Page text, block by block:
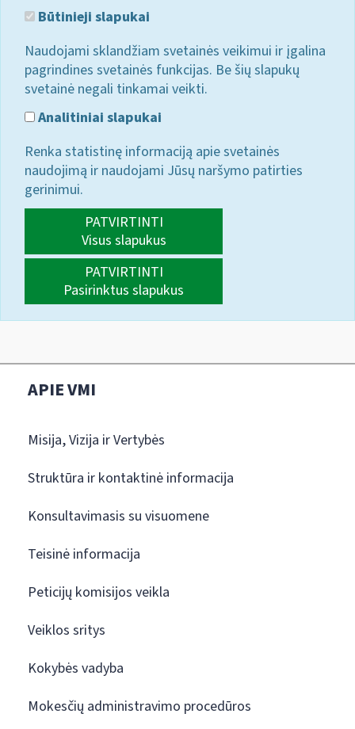
Būtinieji slapukai
Naudojami sklandžiam svetainės veikimui ir įgalina
pagrindines svetainės funkcijas. Be šių slapukų
svetainė negali tinkamai veikti.
Analitiniai slapukai
Renka statistinę informaciją apie svetainės
naudojimą ir naudojami Jūsų naršymo patirties
gerinimui.
PATVIRTINTI
Visus slapukus
PATVIRTINTI
Pasirinktus slapukus
APIE VMI
Misija, Vizija ir Vertybės
Struktūra ir kontaktinė informacija
Konsultavimasis su visuomene
Teisinė informacija
Peticijų komisijos veikla
Veiklos sritys
Kokybės vadyba
Mokesčių administravimo procedūros